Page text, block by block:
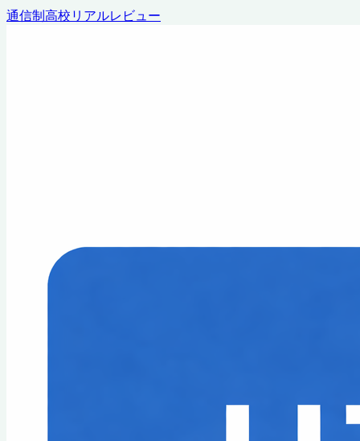
通信制高校リアルレビュー